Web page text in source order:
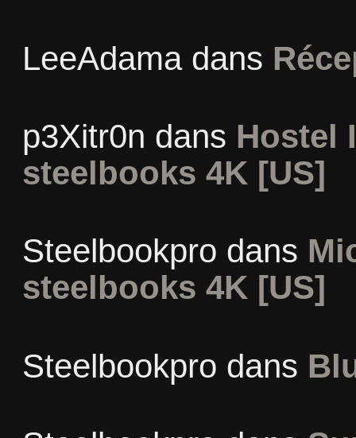
LeeAdamadans
p3Xitr0n dans Hostel
steelbooks 4K [US]
Steelbookpro dans
steelbooks 4K [US]
Steelbookpro dans